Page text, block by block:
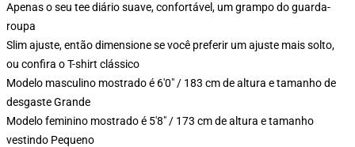
Apenas o seu tee diário suave, confortável, um grampo do guarda-
roupa
Slim ajuste, então dimensione se você preferir um ajuste mais solto,
ou confira o T-shirt clássico
Modelo masculino mostrado é 6'0" / 183 cm de altura e tamanho de
desgaste Grande
Modelo feminino mostrado é 5'8" / 173 cm de altura e tamanho
vestindo Pequeno